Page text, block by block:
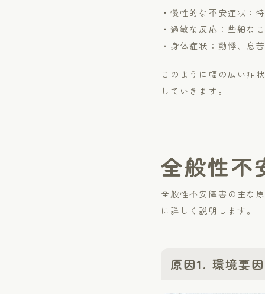
・慢性的な不安症状：
・過敏な反応：些細な
・身体症状：動悸、息
このように幅の広い症
していきます。
全般性不
全般性不安障害の主な
に詳しく説明します。
原因1. 環境要因